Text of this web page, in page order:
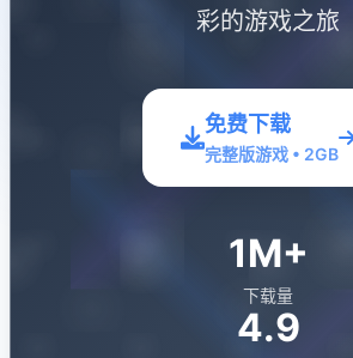
彩的游戏之旅
免费下载
完整版游戏 • 2GB
1M+
下载量
4.9